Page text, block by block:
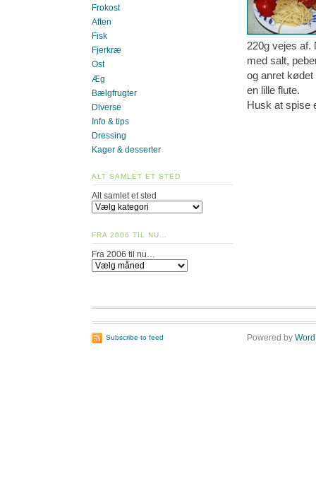
220g vejes af.
med salt,
og anret
en lille flute.
Husk at spise
Frokost
Aften
Fisk
Fjerkræ
Ost
Æg
Bælgfrugter
Diverse
Info & tips
Dressing
Kager & desserter
ALT SAMLET ET STED
Alt samlet et sted
FRA 2006 TIL NU…
Fra 2006 til nu…
Subscribe to feed Powered by